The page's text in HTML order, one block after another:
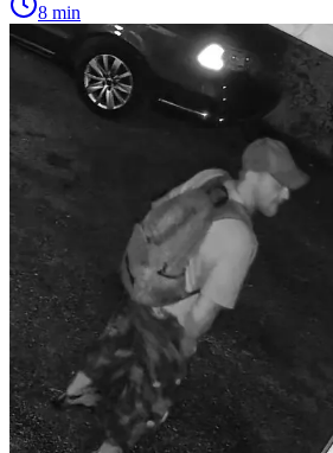
8 min